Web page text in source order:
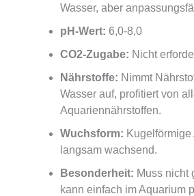
Wasser, aber
pH-Wert: 6,0-8,0
CO2-Zugabe: Nicht
Nährstoffe: Nimmt
Wasser auf, profitiert von
Aquariennährstoffen.
Wuchsform:
langsam wachsend.
Besonderheit: Muss nicht
kann einfach im Aquarium